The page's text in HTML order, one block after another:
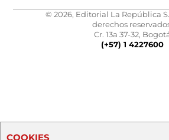
© 2026, Editorial La República
derechos
Cr. 13a 37-32,
(+57) 1 4227600
COOKIES